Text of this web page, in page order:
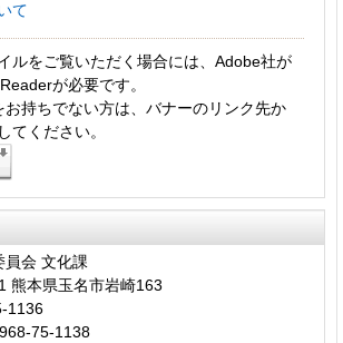
て
ルをご覧いただく場合には、Adobe社が
が必要です。
持ちでない方は、バナーのリンク先か
てください。
員会 文化課
熊本県玉名市岩崎163
1136
75-1138